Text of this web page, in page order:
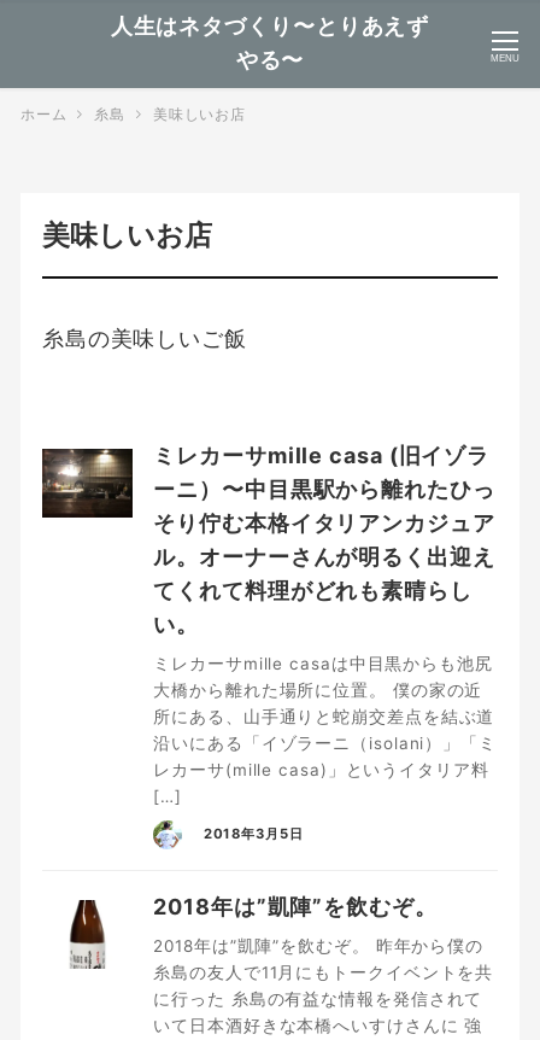
人生はネタづくり〜とりあえず
やる〜
MENU
ホーム 糸島 美味しいお店
美味しいお店
糸島の美味しいご飯
ミレカーサmille casa (旧イゾラ
ーニ）〜中目黒駅から離れたひっ
そり佇む本格イタリアンカジュア
ル。オーナーさんが明るく出迎え
てくれて料理がどれも素晴らし
い。
ミレカーサmille casaは中目黒からも池尻
大橋から離れた場所に位置。 僕の家の近
所にある、山手通りと蛇崩交差点を結ぶ道
沿いにある「イゾラーニ（isolani）」「ミ
レカーサ(mille casa)」というイタリア料
[…]
2018年3月5日
2018年は”凱陣”を飲むぞ。
2018年は”凱陣”を飲むぞ。 昨年から僕の
糸島の友人で11月にもトークイベントを共
に行った 糸島の有益な情報を発信されて
いて日本酒好きな本橋へいすけさんに 強